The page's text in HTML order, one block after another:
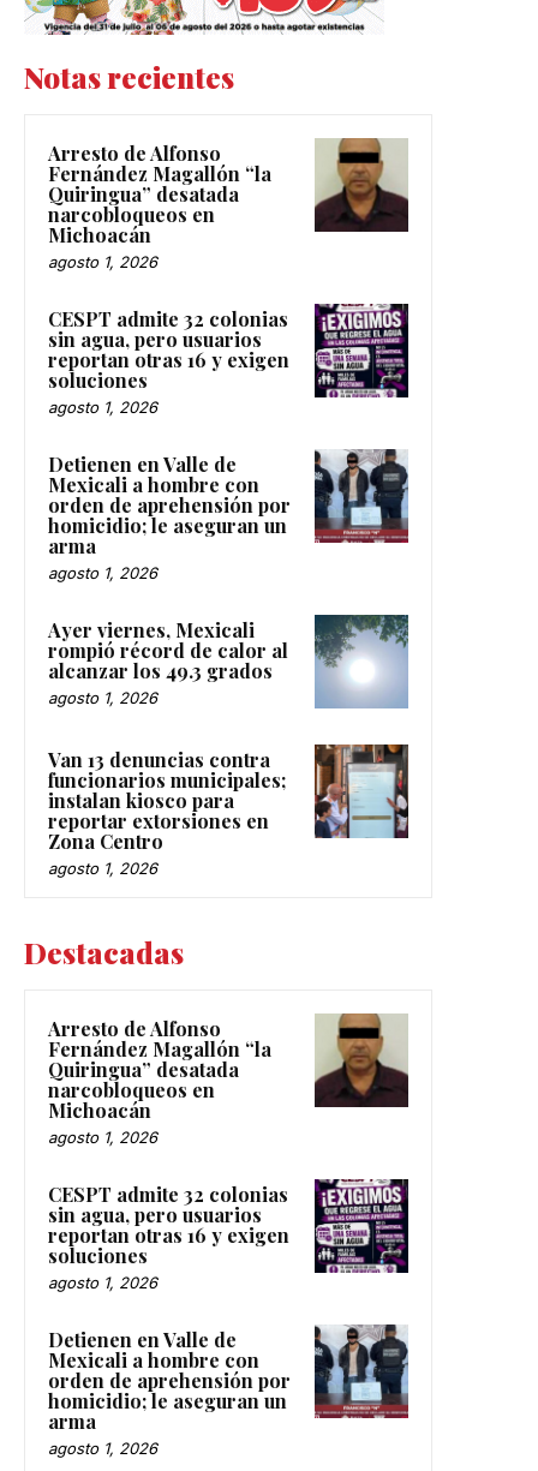
Notas recientes
Arresto de Alfonso
Fernández Magallón “la
Quiringua” desatada
narcobloqueos en
Michoacán
agosto 1, 2026
CESPT admite 32 colonias
sin agua, pero usuarios
reportan otras 16 y exigen
soluciones
agosto 1, 2026
Detienen en Valle de
Mexicali a hombre con
orden de aprehensión por
homicidio; le aseguran un
arma
agosto 1, 2026
Ayer viernes, Mexicali
rompió récord de calor al
alcanzar los 49.3 grados
agosto 1, 2026
Van 13 denuncias contra
funcionarios municipales;
instalan kiosco para
reportar extorsiones en
Zona Centro
agosto 1, 2026
Destacadas
Arresto de Alfonso
Fernández Magallón “la
Quiringua” desatada
narcobloqueos en
Michoacán
agosto 1, 2026
CESPT admite 32 colonias
sin agua, pero usuarios
reportan otras 16 y exigen
soluciones
agosto 1, 2026
Detienen en Valle de
Mexicali a hombre con
orden de aprehensión por
homicidio; le aseguran un
arma
agosto 1, 2026